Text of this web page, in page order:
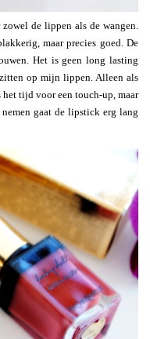
de lippen als de wangen.
maar precies goed. De
Het is geen long lasting
op mijn lippen. Alleen als
tijd voor een touch-up, maar
gaat de lipstick erg lang